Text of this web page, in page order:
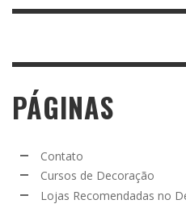
PÁGINAS
Contato
Cursos de Decoração
Lojas Recomendadas no